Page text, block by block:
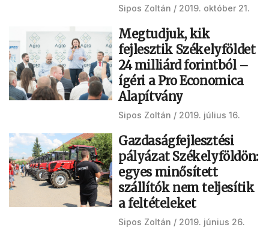
Sipos Zoltán 2019. október 21.
Megtudjuk, kik
fejlesztik Székelyföldet
24 milliárd forintból –
ígéri a Pro Economica
Alapítvány
Sipos Zoltán 2019. július 16.
Gazdaságfejlesztési
pályázat Székelyföldön:
egyes minősített
szállítók nem teljesítik
a feltételeket
Sipos Zoltán 2019. június 26.